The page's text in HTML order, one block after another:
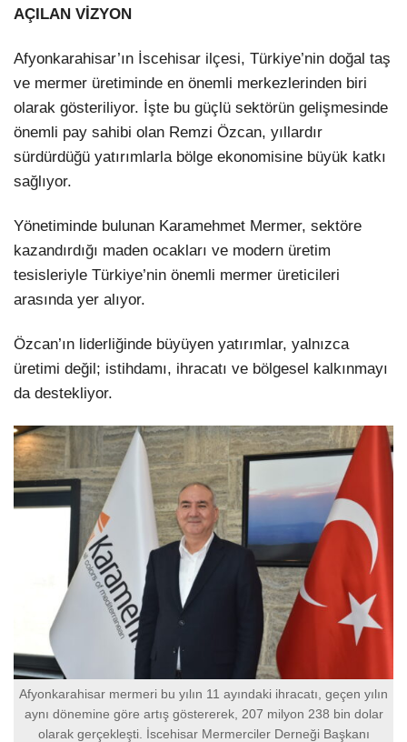
AÇILAN VİZYON
Afyonkarahisar’ın İscehisar ilçesi, Türkiye’nin doğal taş
ve mermer üretiminde en önemli merkezlerinden biri
olarak gösteriliyor. İşte bu güçlü sektörün gelişmesinde
önemli pay sahibi olan Remzi Özcan, yıllardır
sürdürdüğü yatırımlarla bölge ekonomisine büyük katkı
sağlıyor.
Yönetiminde bulunan Karamehmet Mermer, sektöre
kazandırdığı maden ocakları ve modern üretim
tesisleriyle Türkiye’nin önemli mermer üreticileri
arasında yer alıyor.
Özcan’ın liderliğinde büyüyen yatırımlar, yalnızca
üretimi değil; istihdamı, ihracatı ve bölgesel kalkınmayı
da destekliyor.
Afyonkarahisar mermeri bu yılın 11 ayındaki ihracatı, geçen yılın
aynı dönemine göre artış göstererek, 207 milyon 238 bin dolar
olarak gerçekleşti. İscehisar Mermerciler Derneği Başkanı